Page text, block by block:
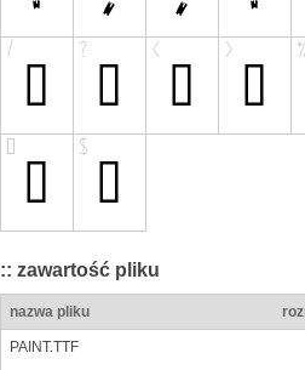
:: zawartość pliku
nazwa pliku
PAINT.TTF